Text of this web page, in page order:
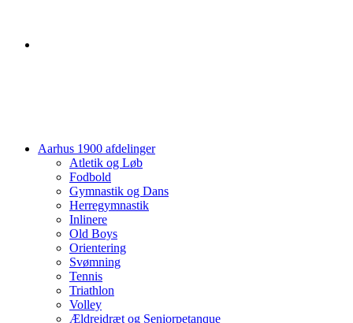
Aarhus 1900 afdelinger
Atletik og Løb
Fodbold
Gymnastik og Dans
Herregymnastik
Inlinere
Old Boys
Orientering
Svømning
Tennis
Triathlon
Volley
Ældreidræt og Seniorpetanque